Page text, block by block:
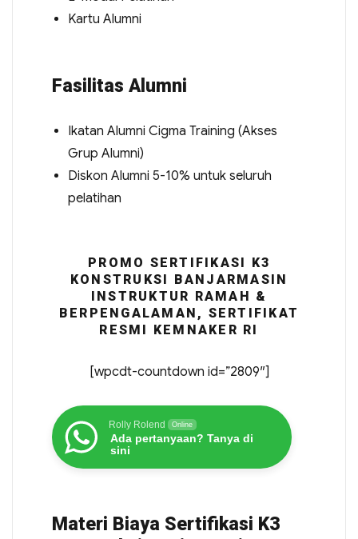
Kartu Alumni
Fasilitas Alumni
Ikatan Alumni Cigma Training (Akses
Grup Alumni)
Diskon Alumni 5-10% untuk seluruh
pelatihan
PROMO SERTIFIKASI K3
KONSTRUKSI BANJARMASIN
INSTRUKTUR RAMAH &
BERPENGALAMAN, SERTIFIKAT
RESMI KEMNAKER RI
[wpcdt-countdown id=”2809″]
Rolly Rolend Online
Ada pertanyaan? Tanya di
sini
Materi Biaya Sertifikasi K3